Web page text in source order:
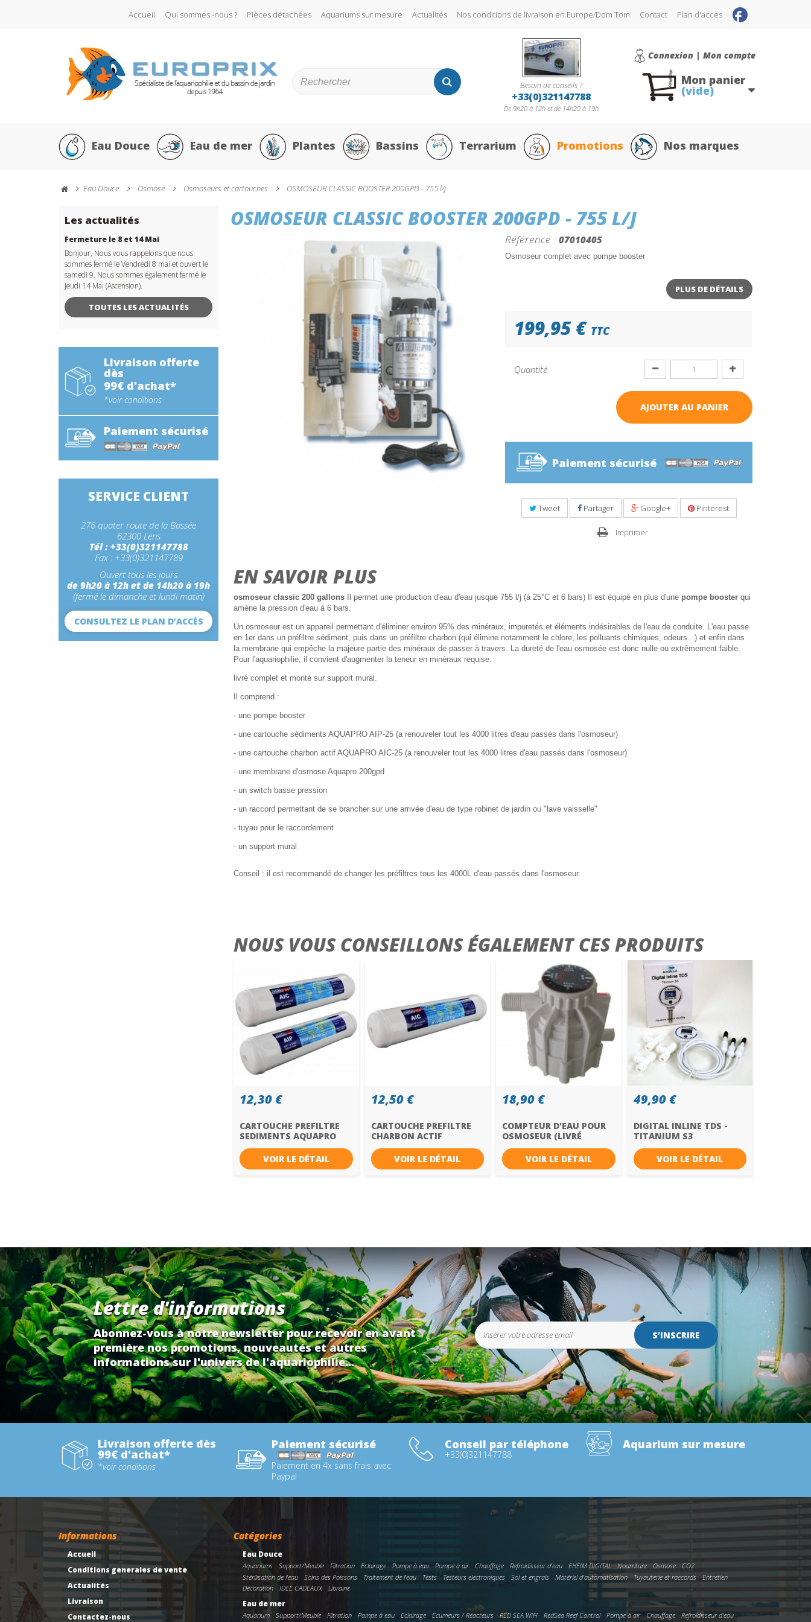
Accueil Qui sommes -nous ? Pièces détachées Aquariums sur mesure Actualités Nos conditions de livraison en Europe/Dom Tom Contact Plan d'accès
Connexion | Mon compte
Besoin de conseils ?
+33(0)321147788
De 9h20 à 12h et de 14h20 à 19h
Mon panier
(vide)
Eau Douce Eau de mer Plantes Bassins Terrarium Promotions Nos marques
Eau Douce Osmose Osmoseurs et cartouches OSMOSEUR CLASSIC BOOSTER 200GPD - 755 l/j
OSMOSEUR CLASSIC BOOSTER 200GPD - 755 L/J
Référence : 07010405
Osmoseur complet avec pompe booster
PLUS DE DÉTAILS
199,95 € TTC
Quantité
AJOUTER AU PANIER
Paiement sécurisé
Tweet Partager Google+ Pinterest
Imprimer
EN SAVOIR PLUS
osmoseur classic 200 gallons Il permet une production d'eau d'eau jusque 755 l/j (à 25°C et 6 bars) Il est équipé en plus d'une pompe booster qui
amène la pression d'eau à 6 bars.
Un osmoseur est un appareil permettant d'éliminer environ 95% des minéraux, impuretés et éléments indésirables de l'eau de conduite. L'eau passe
en 1er dans un préfiltre sédiment, puis dans un préfiltre charbon (qui élimine notamment le chlore, les polluants chimiques, odeurs...) et enfin dans
la membrane qui empêche la majeure partie des minéraux de passer à travers. La dureté de l'eau osmosée est donc nulle ou extrêmement faible.
Pour l'aquariophilie, il convient d'augmenter la teneur en minéraux requise.
livré complet et monté sur support mural.
Il comprend :
- une pompe booster
- une cartouche sédiments AQUAPRO AIP-25 (a renouveler tout les 4000 litres d'eau passés dans l'osmoseur)
- une cartouche charbon actif AQUAPRO AIC-25 (a renouveler tout les 4000 litres d'eau passés dans l'osmoseur)
- une membrane d'osmose Aquapro 200gpd
- un switch basse pression
- un raccord permettant de se brancher sur une arrivée d'eau de type robinet de jardin ou "lave vaisselle"
- tuyau pour le raccordement
- un support mural
Conseil : il est recommandé de changer les préfiltres tous les 4000L d'eau passés dans l'osmoseur.
NOUS VOUS CONSEILLONS ÉGALEMENT CES PRODUITS
12,30 €
CARTOUCHE PREFILTRE
SEDIMENTS AQUAPRO
AIP...
VOIR LE DÉTAIL
12,50 €
CARTOUCHE PREFILTRE
CHARBON ACTIF
AQUAPRO...
VOIR LE DÉTAIL
18,90 €
COMPTEUR D'EAU POUR
OSMOSEUR (LIVRÉ
SANS...
VOIR LE DÉTAIL
49,90 €
DIGITAL INLINE TDS -
TITANIUM S3
VOIR LE DÉTAIL
Les actualités
Fermeture le 8 et 14 Mai
Bonjour, Nous vous rappelons que nous
sommes fermé le Vendredi 8 mai et ouvert le
samedi 9. Nous sommes également fermé le
Jeudi 14 Mai (Ascension).
TOUTES LES ACTUALITÉS
Livraison offerte
dès
99€ d'achat*
*voir conditions
Paiement sécurisé
SERVICE CLIENT
276 quater route de la Bassée
62300 Lens
Tél : +33(0)321147788
Fax : +33(0)321147789
Ouvert tous les jours
de 9h20 à 12h et de 14h20 à 19h
(fermé le dimanche et lundi matin)
CONSULTEZ LE PLAN D’ACCÈS
Lettre d'informations
Abonnez-vous à notre newsletter pour recevoir en avant
première nos promotions, nouveautés et autres
informations sur l'univers de l'aquariophilie...
S’INSCRIRE
Livraison offerte dès
99€ d'achat*
*voir conditions
Paiement sécurisé
Paiement en 4x sans frais avec
Paypal
Conseil par téléphone
+33(0)321147788
Aquarium sur mesure
Informations
Accueil
Conditions generales de vente
Actualités
Livraison
Contactez-nous
Catégories
Eau Douce
Aquariums Support/Meuble Filtration Eclairage Pompe à eau Pompe à air Chauffage Refroidisseur d'eau EHEIM DIGITAL Nourriture Osmose
CO2
Stérilisation de l'eau
Soins des Poissons Traitement de l'eau Tests Testeurs electroniques Sol et engrais Matériel d'automatisation Tuyauterie et raccords
Entretien
Décoration
IDEE CADEAUX Librairie
Eau de mer
Aquarium Support/Meuble Filtration Pompe à eau Eclairage Ecumeurs / Réacteurs RED SEA WIFI RedSea Reef Control Pompe à air Chauffage
Refroidisseur d'eau